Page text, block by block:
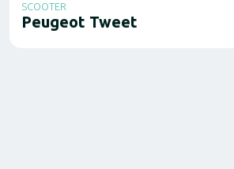
SCOOTER
Peugeot Tweet